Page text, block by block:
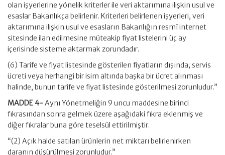
olan işyerlerine yönelik kriterler ile veri aktarımına ilişkin usul ve
esaslar Bakanlıkça belirlenir. Kriterleri belirlenen işyerleri, veri
aktarımına ilişkin usul ve esasların Bakanlığın resmî internet
sitesinde ilan edilmesine müteakip fiyat listelerini üç ay
içerisinde sisteme aktarmak zorundadır.
(6) Tarife ve fiyat listesinde gösterilen fiyatların dışında; servis
ücreti veya herhangi bir isim altında başka bir ücret alınması
halinde, bunun tarife ve fiyat listesinde gösterilmesi zorunludur.”
MADDE 4-Aynı Yönetmeliğin 9 uncu maddesine birinci
fıkrasından sonra gelmek üzere aşağıdaki fıkra eklenmiş ve
diğer fıkralar buna göre teselsül ettirilmiştir.
“(2) Açık halde satılan ürünlerin net miktarı belirlenirken
daranın düşürülmesi zorunludur.”